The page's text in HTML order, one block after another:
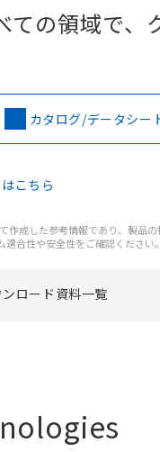
ての領域で、
カタログ/データシー
こちら
成した参考情報であり、製品の
合性や安全性をご確認ください。
ンロード資料一覧